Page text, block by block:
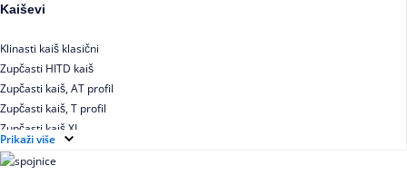
Kaiševi
Klinasti kaiš klasični
Zupčasti HITD kaiš
Zupčasti kaiš, AT profil
Zupčasti kaiš, T profil
Zupčasti kaiš XL
Zupčasti STD kaiš
Uskoprofilno klinasto remenje
Prikaži više